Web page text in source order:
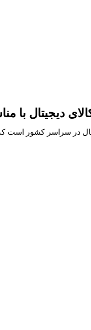
دیجیتال با
در سراسر کشور